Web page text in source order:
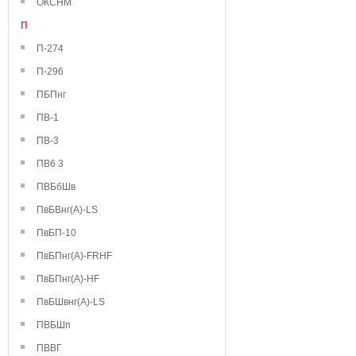
ОКСНМ
П
П-274
П-296
ПБПнг
ПВ-1
ПВ-3
ПВ6 3
ПВБбШв
ПвБВнг(А)-LS
ПвБП-10
ПвБПнг(А)-FRHF
ПвБПнг(А)-HF
ПвБШвнг(А)-LS
ПВБШп
ПВВГ